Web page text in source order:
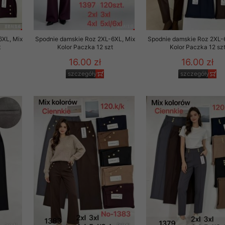
Mix
Spodnie damskie Roz 2XL-6XL, Mix
Kolor Paczka 12 szt
16.00 zł
szczegóły
Spodnie damskie Roz 2XL-
Kolor Paczka 12 szt
16.00 zł
szczegóły
zgodę. Dotyczy to w
przez nas linka
i nowościach w
danych